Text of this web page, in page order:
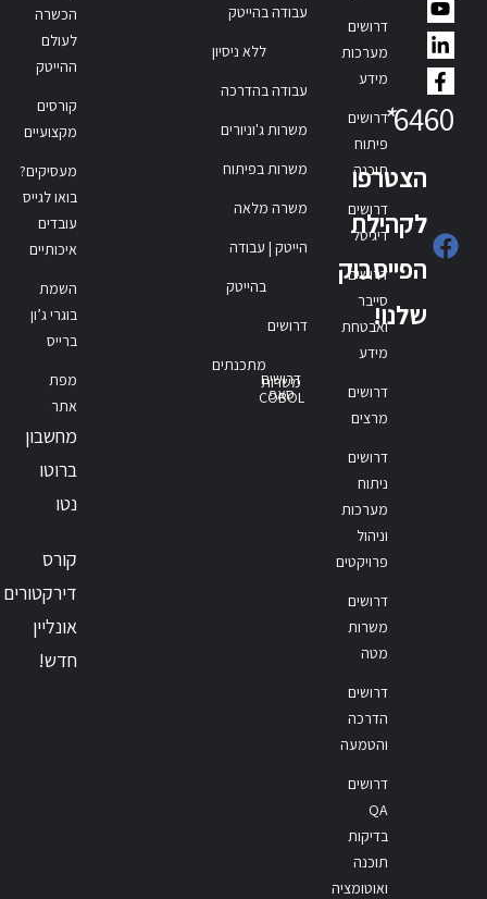
6460
*
הצטרפו
לקהילת
הפייסבוק
שלנו!
דרושים
מערכות
מידע
דרושים
פיתוח
תוכנה
דרושים
דיגיטל
דרושים
סייבר
ואבטחת
מידע
דרושים
מרצים
דרושים
ניתוח
מערכות
וניהול
פרויקטים
דרושים
משרות
מטה
דרושים
הדרכה
והטמעה
דרושים
QA
בדיקות
תוכנה
ואוטומציה
עבודה בהייטק
ללא ניסיון
עבודה בהדרכה
משרות ג'וניורים
משרות בפיתוח
משרה מלאה
הייטק | עבודה
בהייטק
דרושים
מתכנתים
דרושים
סאפ
משרות
COBOL
הכשרה
לעולם
ההייטק
קורסים
מקצועיים
מעסיקים?
בואו לגייס
עובדים
איכותיים
השמת
בוגרי ג’ון
ברייס
מפת
אתר
מחשבון
ברוטו
נטו
קורס
דירקטורים
אונליין
חדש!